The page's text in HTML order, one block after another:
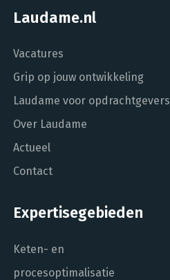
Laudame.nl
Vacatures
Grip op jouw ontwikkeling
Laudame voor opdrachtgevers
Over Laudame
Actueel
Contact
Expertisegebieden
Keten- en
procesoptimalisatie